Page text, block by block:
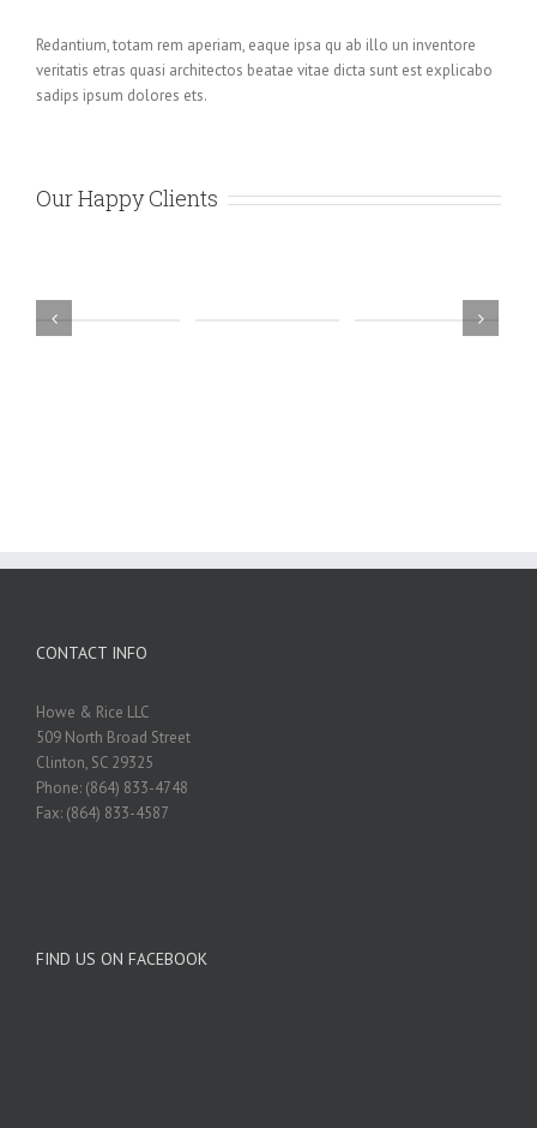
Redantium, totam rem aperiam, eaque ipsa qu ab illo un inventore
veritatis etras quasi architectos beatae vitae dicta sunt est explicabo
sadips ipsum dolores ets.
Our Happy Clients
CONTACT INFO
Howe & Rice LLC
509 North Broad Street
Clinton, SC 29325
Phone: (864) 833-4748
Fax: (864) 833-4587
FIND US ON FACEBOOK